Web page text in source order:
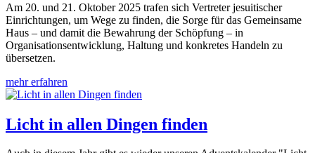
Am 20. und 21. Oktober 2025 trafen sich Vertreter jesuitischer
Einrichtungen, um Wege zu finden, die Sorge für das Gemeinsame
Haus – und damit die Bewahrung der Schöpfung – in
Organisationsentwicklung, Haltung und konkretes Handeln zu
übersetzen.
mehr erfahren
Licht in allen Dingen finden